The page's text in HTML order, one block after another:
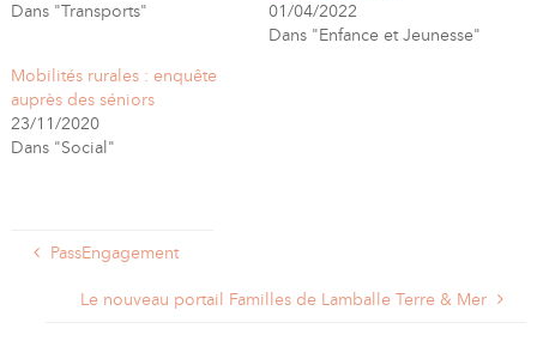
Dans "Transports"
01/04/2022
Dans "Enfance et Jeunesse"
Mobilités rurales : enquête
auprès des séniors
23/11/2020
Dans "Social"
PassEngagement
Le nouveau portail Familles de Lamballe Terre & Mer